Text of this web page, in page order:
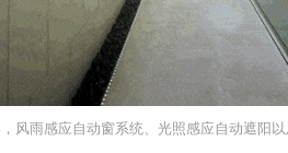
风雨感应自动窗系统、光照感应自动遮阳